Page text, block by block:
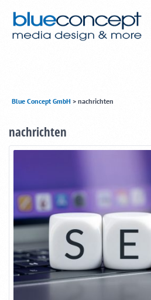
Blue Concept GmbH > nachrichten
nachrichten